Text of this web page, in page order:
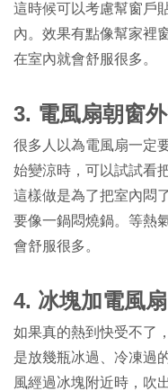
這時候可以考慮幫窗戶
內。效果有點像幫家裡
在室內就會舒服很多。
3. 電風扇朝窗
很多人以為電風扇一定
始變涼時，可以試試看
這樣做是為了把室內悶
要像一鍋悶燒鍋。等熱
會舒服很多。
4. 冰塊加電風
如果真的熱到快受不了
是放幾瓶冰過、冷凍過
風經過冰塊附近時，吹